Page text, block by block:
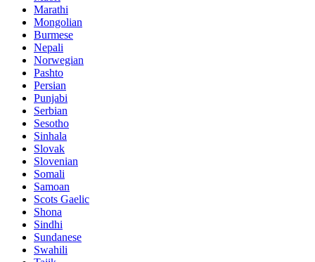
Marathi
Mongolian
Burmese
Nepali
Norwegian
Pashto
Persian
Punjabi
Serbian
Sesotho
Sinhala
Slovak
Slovenian
Somali
Samoan
Scots Gaelic
Shona
Sindhi
Sundanese
Swahili